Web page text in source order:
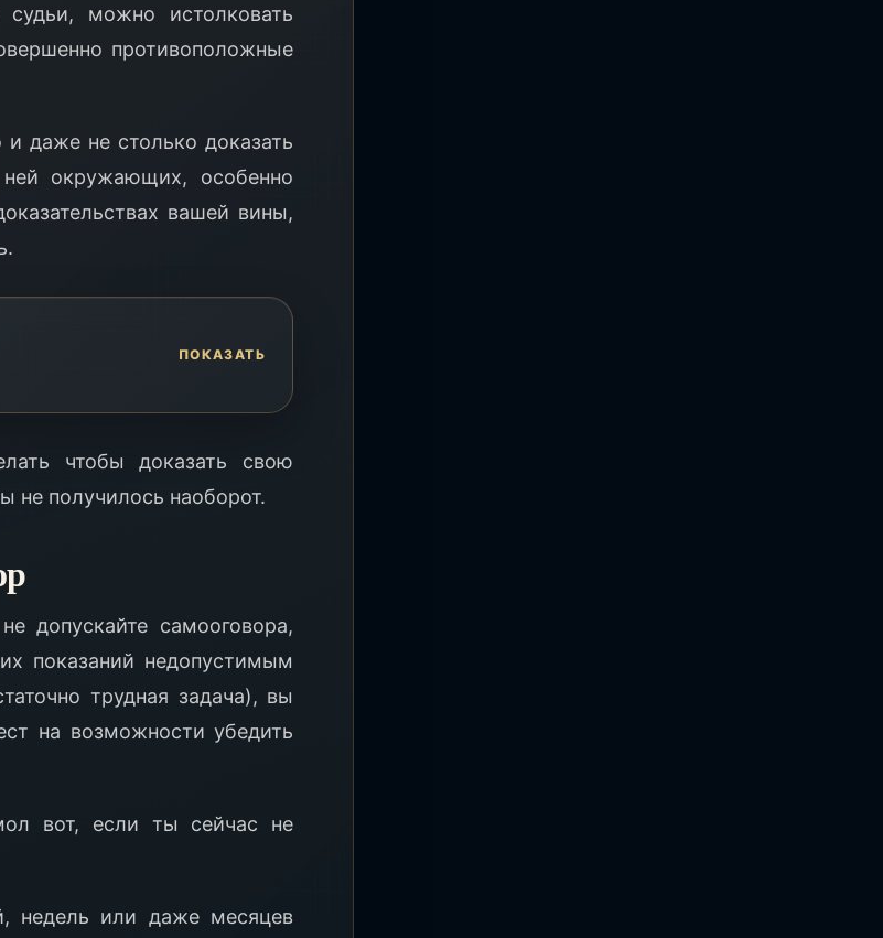
судьи, можно истолковать
противоположные
даже не столько доказать
окружающих, особенно
вашей вины,
чтобы доказать свою
не получилось наоборот.
допускайте самооговора,
показаний недопустимым
трудная задача), вы
на возможности убедить
вот, если ты сейчас не
недель или даже месяцев